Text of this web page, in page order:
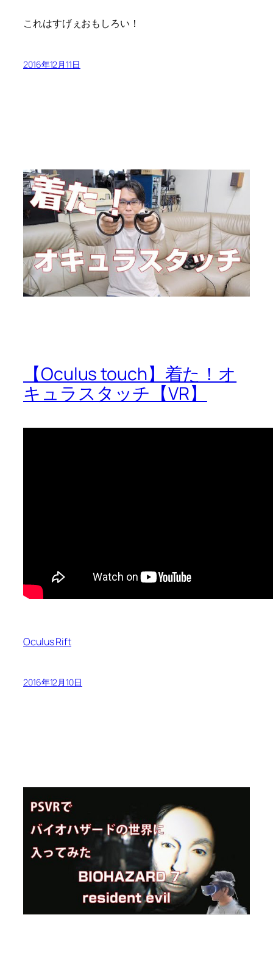
これはすげぇおもしろい！
2016年12月11日
【Oculus touch】着た！オ
キュラスタッチ【VR】
Oculus Rift
2016年12月10日